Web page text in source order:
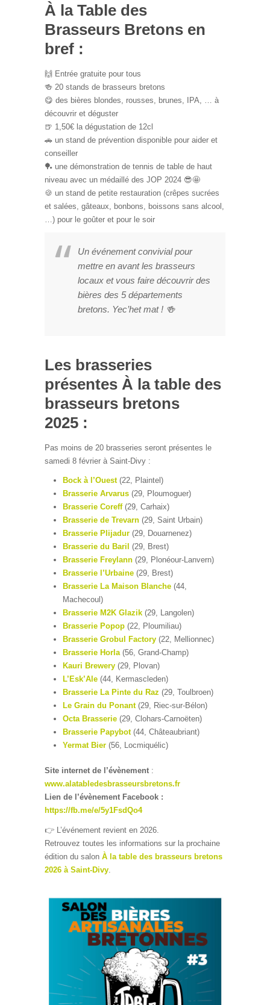
À la Table des
Brasseurs Bretons en
bref :
🙌 Entrée gratuite pour tous
🍻 20 stands de brasseurs bretons
😋 des bières blondes, rousses, brunes, IPA, … à
découvrir et déguster
🍺 1,50€ la dégustation de 12cl
🚗 un stand de prévention disponible pour aider et
conseiller
🏓 une démonstration de tennis de table de haut
niveau avec un médaillé des JOP 2024 😎🤩
🍪 un stand de petite restauration (crêpes sucrées
et salées, gâteaux, bonbons, boissons sans alcool,
…) pour le goûter et pour le soir
Un événement convivial pour
mettre en avant les brasseurs
locaux et vous faire découvrir des
bières des 5 départements
bretons. Yec’het mat ! 🍻
Les brasseries
présentes À la table des
brasseurs bretons
2025 :
Pas moins de 20 brasseries seront présentes le
samedi 8 février à Saint-Divy :
Bock à l’Ouest(22, Plaintel)
Brasserie Arvarus (29, Ploumoguer)
Brasserie Coreff(29, Carhaix)
Brasserie de Trevarn (29, Saint Urbain)
Brasserie Plijadur (29, Douarnenez)
Brasserie du Baril (29, Brest)
Brasserie Freylann (29, Plonéour-Lanvern)
Brasserie l’Urbaine (29, Brest)
Brasserie La Maison Blanche (44,
Machecoul)
Brasserie M2K Glazik (29, Langolen)
Brasserie Popop (22, Ploumiliau)
Brasserie Grobul Factory (22, Mellionnec)
Brasserie Horla(56, Grand-Champ)
Kauri Brewery (29, Plovan)
L’Esk’Ale (44, Kermascleden)
Brasserie La Pinte du Raz (29, Toulbroen)
Le Grain du Ponant(29, Riec-sur-Bélon)
Octa Brasserie (29, Clohars-Carnoëten)
Brasserie Papybot(44, Châteaubriant)
Yermat Bier (56, Locmiquélic)
Site internet de l’évènement :
www.alatabledesbrasseursbretons.fr
Lien de l’évènement Facebook :
https://fb.me/e/5y1FsdQo4
👉 L’événement revient en 2026.
Retrouvez toutes les informations sur la prochaine
édition du salon À la table des brasseurs bretons
2026 à Saint-Divy